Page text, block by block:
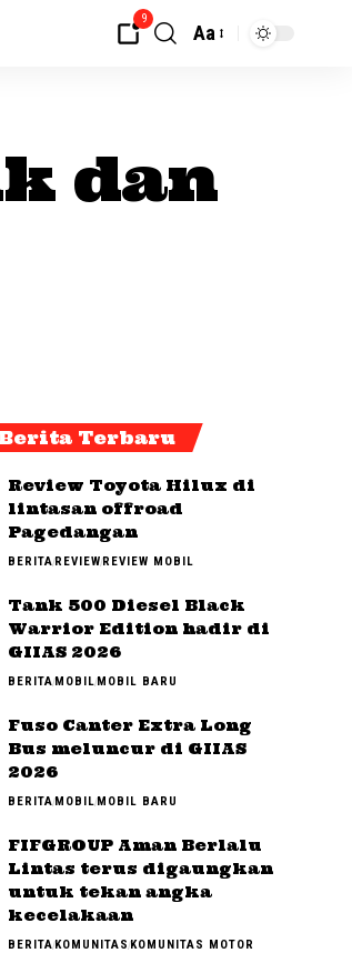
9
Aa
dan
Terbaru
Review Toyota Hilux di
lintasan offroad
Pagedangan
BERITAREVIEWREVIEW MOBIL
Tank 500 Diesel Black
Warrior Edition hadir di
GIIAS 2026
BERITAMOBILMOBIL BARU
Fuso Canter Extra Long
Bus meluncur di GIIAS
2026
BERITAMOBILMOBIL BARU
FIFGROUP Aman Berlalu
Lintas terus digaungkan
untuk tekan angka
kecelakaan
BERITAKOMUNITASKOMUNITAS MOTOR